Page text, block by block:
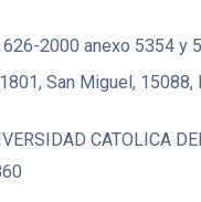
2000 anexo 5354 y
San Miguel, 15088,
CATOLICA